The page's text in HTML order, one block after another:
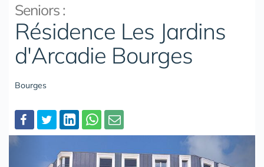
Seniors :
Résidence Les Jardins
d'Arcadie Bourges
Bourges
Partager